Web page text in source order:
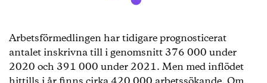
Arbetsförmedlingen har tidigare prognosticerat
antalet inskrivna till i genomsnitt 376 000 under
2020 och 391 000 under 2021. Men med inflödet